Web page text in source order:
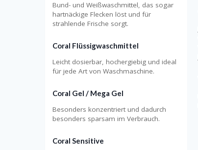
Bund- und Weißwaschmittel, das sogar
hartnäckige Flecken löst und für
strahlende Frische sorgt.
Coral Flüssigwaschmittel
Leicht dosierbar, hochergiebig und ideal
für jede Art von Waschmaschine.
Coral Gel / Mega Gel
Besonders konzentriert und dadurch
besonders sparsam im Verbrauch.
Coral Sensitive